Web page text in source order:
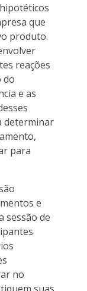
que
produto.
reações
do
e as
determinar
para
e
sessão de
no